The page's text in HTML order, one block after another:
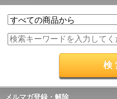
メルマガ登録・解除